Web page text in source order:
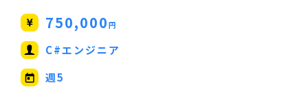
750,000円
C#エンジニア
週5